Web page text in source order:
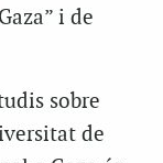
i de
sobre
de